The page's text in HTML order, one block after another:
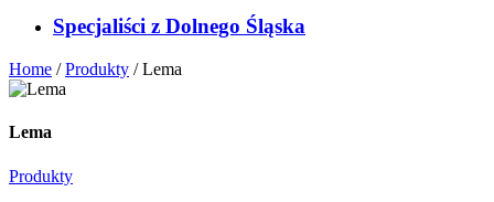
Specjaliści z Dolnego Śląska
Home /Produkty /Lema
Lema
Produkty